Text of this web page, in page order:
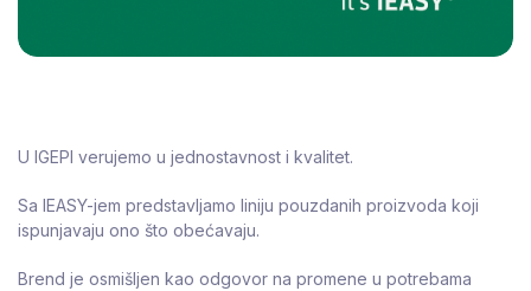
U IGEPI verujemo u jednostavnost i kvalitet.
Sa IEASY-jem predstavljamo liniju pouzdanih proizvoda koji
ispunjavaju ono što obećavaju.
Brend je osmišljen kao odgovor na promene u potrebama